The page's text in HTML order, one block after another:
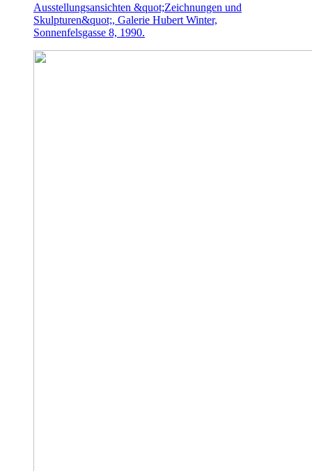
Ausstellungsansichten &quot;Zeichnungen und
Skulpturen&quot;, Galerie Hubert Winter,
Sonnenfelsgasse 8, 1990.